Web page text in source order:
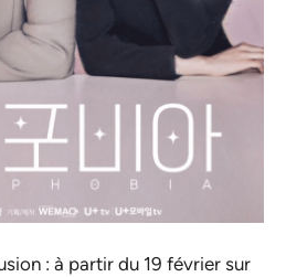
: à partir du 19 février sur